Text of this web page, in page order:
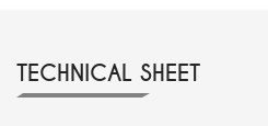
TECHNICAL SHEET